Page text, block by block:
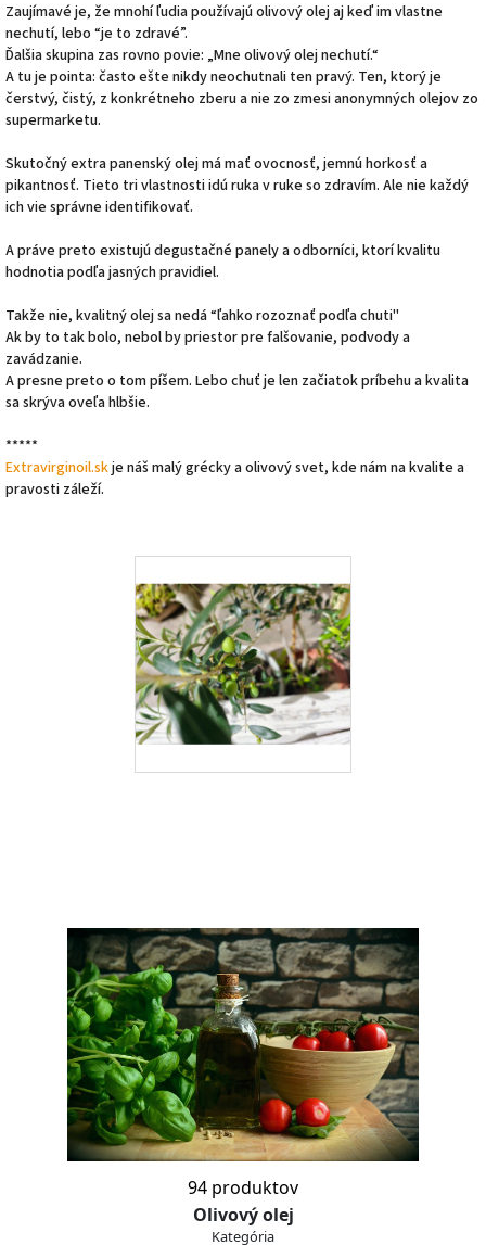
Zaujímavé je, že mnohí ľudia používajú olivový olej aj keď im vlastne
nechutí, lebo “je to zdravé”.
Ďalšia skupina zas rovno povie: „Mne olivový olej nechutí.“
A tu je pointa: často ešte nikdy neochutnali ten pravý. Ten, ktorý je
čerstvý, čistý, z konkrétneho zberu a nie zo zmesi anonymných olejov zo
supermarketu.
Skutočný extra panenský olej má mať ovocnosť, jemnú horkosť a
pikantnosť. Tieto tri vlastnosti idú ruka v ruke so zdravím. Ale nie každý
ich vie správne identifikovať.
A práve preto existujú degustačné panely a odborníci, ktorí kvalitu
hodnotia podľa jasných pravidiel.
Takže nie, kvalitný olej sa nedá “ľahko rozoznať podľa chuti"
Ak by to tak bolo, nebol by priestor pre falšovanie, podvody a
zavádzanie.
A presne preto o tom píšem. Lebo chuť je len začiatok príbehu a kvalita
sa skrýva oveľa hlbšie.
*****
Extravirginoil.skje náš malý grécky a olivový svet, kde nám na kvalite a
pravosti záleží.